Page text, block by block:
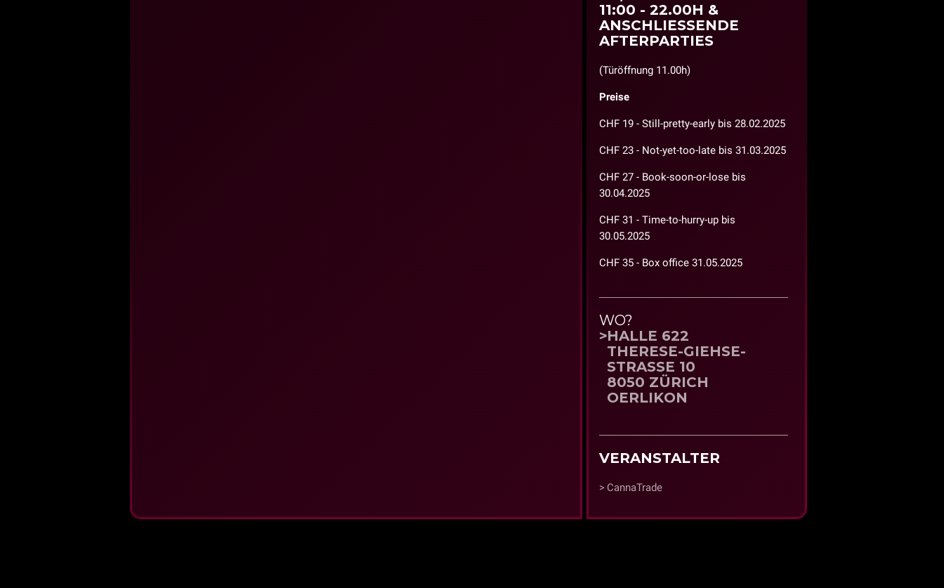
11:00 - 22.00H &
ANSCHLIESSENDE
AFTERPARTIES
(Türöffnung 11.00h)
Preise
CHF 19 - Still-pretty-early bis 28.02.2025
CHF 23 - Not-yet-too-late bis 31.03.2025
CHF 27 - Book-soon-or-lose bis
30.04.2025
CHF 31 - Time-to-hurry-up bis
30.05.2025
CHF 35 - Box office 31.05.2025
WO?
HALLE 622
THERESE-GIEHSE-
STRASSE 10
8050 ZÜRICH
OERLIKON
VERANSTALTER
CannaTrade